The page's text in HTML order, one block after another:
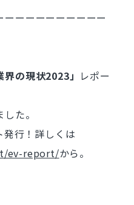
ーーーーーーーーー
界の現状2023」 レポー
た。
行！詳しくは
ev-report/から。